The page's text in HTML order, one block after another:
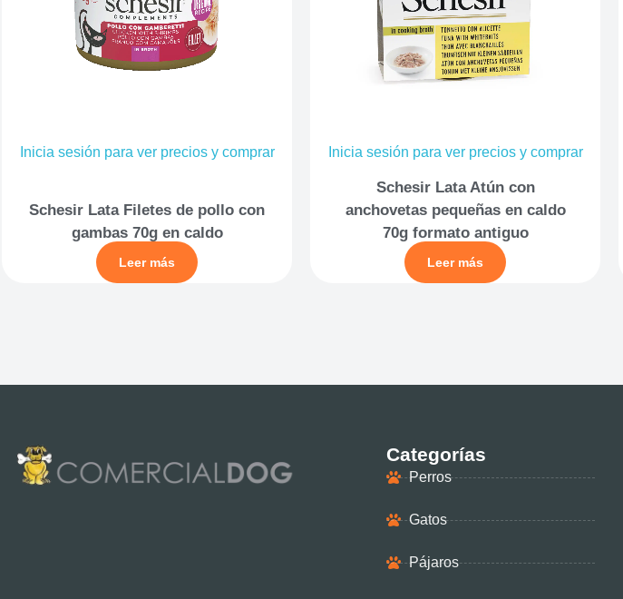
Inicia sesión para ver precios y comprar
Schesir Lata Filetes de pollo con
gambas 70g en caldo
Leer más
Inicia sesión para ver precios y comprar
Schesir Lata Atún con
anchovetas pequeñas en caldo
70g formato antiguo
Leer más
Categorías
Perros
Gatos
Pájaros